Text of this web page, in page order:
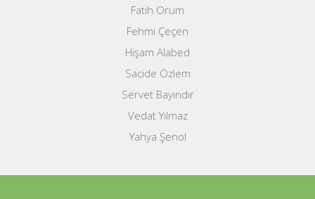
Fatih Orum
Fehmi Çeçen
Hişam Alabed
Sacide Özlem
Servet Bayındır
Vedat Yılmaz
Yahya Şenol